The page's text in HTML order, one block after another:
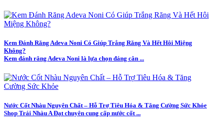
Kem Đánh Răng Adeva Noni Có Giúp Trắng Răng Và Hết Hôi Miệng
Không?
Kem đánh răng Adeva Noni là lựa chọn đáng cân ...
Nước Cốt Nhàu Nguyên Chất – Hỗ Trợ Tiêu Hóa & Tăng Cường Sức Khỏe
Shop Trái Nhàu A Đạt chuyên cung cấp nước cốt ...